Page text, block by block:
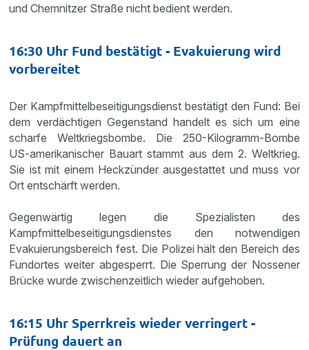
und Chemnitzer Straße nicht bedient werden.
16:30 Uhr Fund bestätigt - Evakuierung wird
vorbereitet
Der Kampfmittelbeseitigungsdienst bestätigt den Fund: Bei
dem verdächtigen Gegenstand handelt es sich um eine
scharfe Weltkriegsbombe.
Die 250-Kilogramm-Bombe
US-amerikanischer Bauart stammt aus dem 2. Weltkrieg.
Sie ist mit einem Heckzünder ausgestattet und muss vor
Ort entschärft werden.
Gegenwärtig legen die Spezialisten des
Kampfmittelbeseitigungsdienstes den notwendigen
Evakuierungsbereich fest. Die Polizei hält den Bereich des
Fundortes weiter abgesperrt. Die Sperrung der Nossener
Brücke wurde zwischenzeitlich wieder aufgehoben.
16:15 Uhr Sperrkreis wieder verringert -
Prüfung dauert an